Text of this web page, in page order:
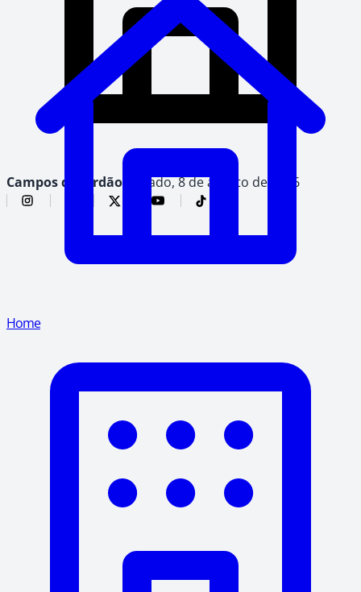
Campos do Jordão, sábado, 8 de agosto de 2026
Home